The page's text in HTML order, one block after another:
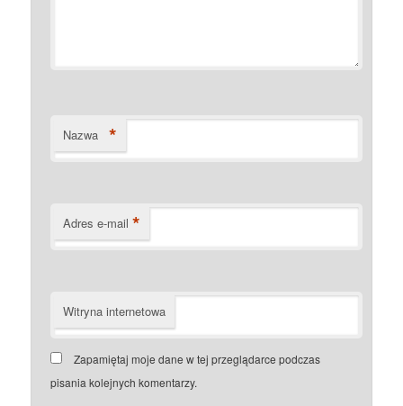
Nazwa *
Adres e-mail *
Witryna internetowa
Zapamiętaj moje dane w tej przeglądarce podczas
pisania kolejnych komentarzy.